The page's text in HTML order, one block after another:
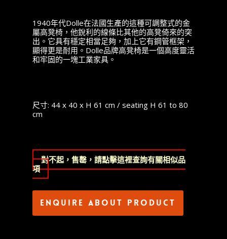
1940年代Dolle在法國生產的這種可調整式的金
屬高凳椅，他銳利的線條比其他的高凳倚來的突
出。它具有穩定相當足夠，加上它有鋼管框架，
顯得更是耐用。Dolle品牌高凳椅是一個高度靈活
和牢固的一塊工業家具。
尺寸: 44 x 40 x H 61 cm / seating H 61 to 80
cm
對不起，售罄，請點擊這裡查詢有關相似品
項
Enquire about product